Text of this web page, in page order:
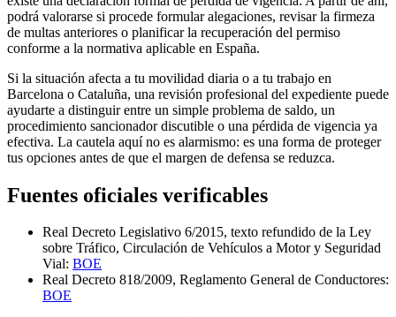
podrá valorarse si procede formular alegaciones, revisar la firmeza
de multas anteriores o planificar la recuperación del permiso
conforme a la normativa aplicable en España.
Si la situación afecta a tu movilidad diaria o a tu trabajo en
Barcelona o Cataluña, una revisión profesional del expediente puede
ayudarte a distinguir entre un simple problema de saldo, un
procedimiento sancionador discutible o una pérdida de vigencia ya
efectiva. La cautela aquí no es alarmismo: es una forma de proteger
tus opciones antes de que el margen de defensa se reduzca.
Fuentes oficiales verificables
Real Decreto Legislativo 6/2015, texto refundido de la Ley
sobre Tráfico, Circulación de Vehículos a Motor y Seguridad
Vial: BOE
Real Decreto 818/2009, Reglamento General de Conductores:
BOE